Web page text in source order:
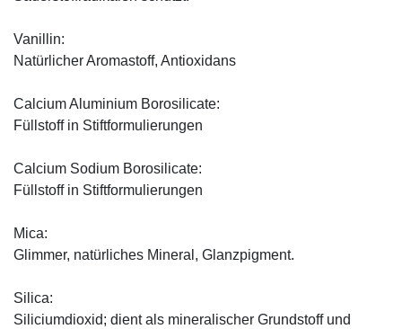
Vanillin:
Natürlicher Aromastoff, Antioxidans
Calcium Aluminium Borosilicate:
Füllstoff in Stiftformulierungen
Calcium Sodium Borosilicate:
Füllstoff in Stiftformulierungen
Mica:
Glimmer, natürliches Mineral, Glanzpigment.
Silica:
Siliciumdioxid; dient als mineralischer Grundstoff und